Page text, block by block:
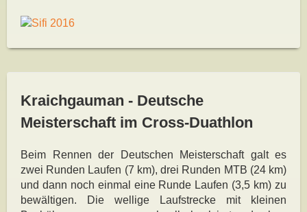
Kraichgauman - Deutsche
Meisterschaft im Cross-Duathlon
Beim Rennen der Deutschen Meisterschaft galt es
zwei Runden Laufen (7 km), drei Runden MTB (24 km)
und dann noch einmal eine Runde Laufen (3,5 km) zu
bewältigen. Die wellige Laufstrecke mit kleinen